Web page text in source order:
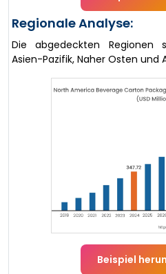
Regionale Analyse:
Die abgedeckten Regionen
Asien-Pazifik, Naher Osten und
Beispiel